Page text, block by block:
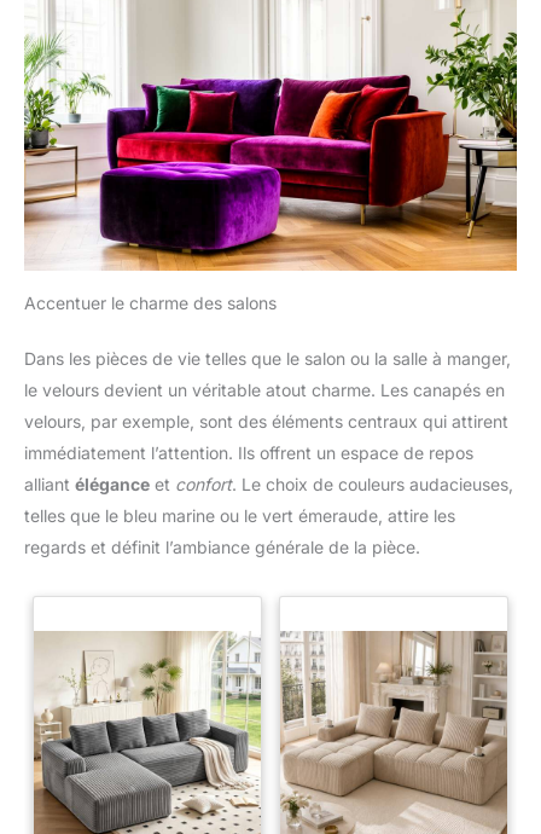
Accentuer le charme des salons
Dans les pièces de vie telles que le salon ou la salle à manger,
le velours devient un véritable atout charme. Les canapés en
velours, par exemple, sont des éléments centraux qui attirent
immédiatement l’attention. Ils offrent un espace de repos
alliant élégance et confort. Le choix de couleurs audacieuses,
telles que le bleu marine ou le vert émeraude, attire les
regards et définit l’ambiance générale de la pièce.